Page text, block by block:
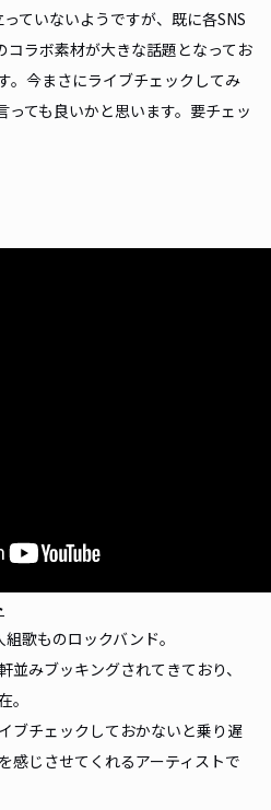
ていないようですが、既に各SNS
コラボ素材が大きな話題となってお
。今まさにライブチェックしてみ
っても良いかと思います。要チェッ
歌ものロックバンド。
みブッキングされてきており、
。
ブチェックしておかないと乗り遅
感じさせてくれるアーティストで